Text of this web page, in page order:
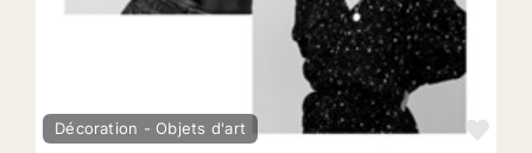
Décoration - Objets d'art